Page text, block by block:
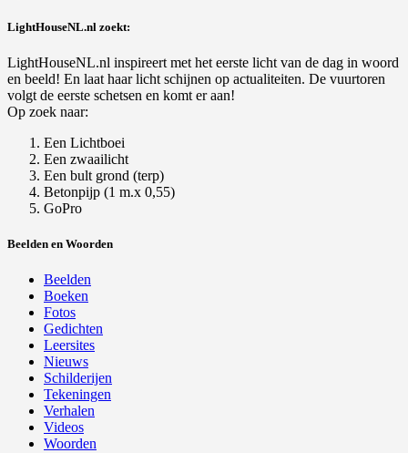
LightHouseNL.nl zoekt:
LightHouseNL.nl inspireert met het eerste licht van de dag in woord
en beeld! En laat haar licht schijnen op actualiteiten. De vuurtoren
volgt de eerste schetsen en komt er aan!
Op zoek naar:
Een Lichtboei
Een zwaailicht
Een bult grond (terp)
Betonpijp (1 m.x 0,55)
GoPro
Beelden en Woorden
Beelden
Boeken
Fotos
Gedichten
Leersites
Nieuws
Schilderijen
Tekeningen
Verhalen
Videos
Woorden